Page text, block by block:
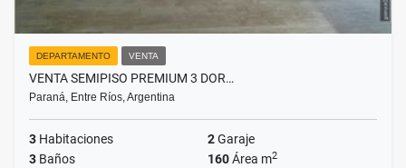
DEPARTAMENTO VENTA
VENTA SEMIPISO PREMIUM 3 DOR…
Paraná, Entre Ríos, Argentina
3 Habitaciones 2Garaje
3 Baños 160Área m2